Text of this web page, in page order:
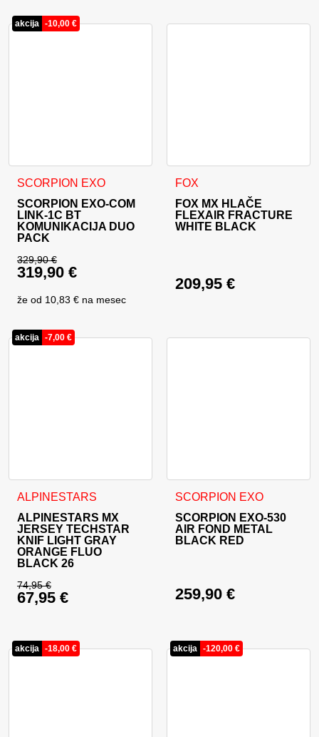
akcija -10,00 €
SCORPION EXO
SCORPION EXO-COM
LINK-1C BT
KOMUNIKACIJA DUO
PACK
329,90€
Izvirna cena je bila: 329,90 €.
319,90 €
Trenutna cena je: 319,90 €.
že od 10,83 € na mesec
FOX
FOX MX HLAČE
FLEXAIR FRACTURE
WHITE BLACK
209,95 €
Ta izdelek ima več različic.
akcija -7,00 €
ALPINESTARS
ALPINESTARS MX
JERSEY TECHSTAR
KNIF LIGHT GRAY
ORANGE FLUO
BLACK 26
74,95€
Izvirna cena je bila: 74,95 €.
67,95 €
Ta izdelek ima več različic. Možnosti lahko izberete na
SCORPION EXO
SCORPION EXO-530
AIR FOND METAL
BLACK RED
259,90 €
Ta izdelek ima več različic.
akcija -18,00 € akcija -120,00 €